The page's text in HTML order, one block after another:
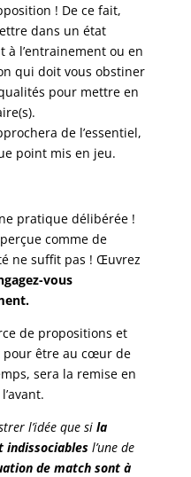
! De ce fait,
dans un état
à l’entrainement ou en
qui doit vous obstiner
pour mettre en
de l’essentiel,
point mis en jeu.
pratique délibérée !
comme de
ne suffit pas ! Œuvrez
vous
de propositions et
pour être au cœur de
sera la remise en
l’idée que si la
indissociablesl’une de
de match sont à